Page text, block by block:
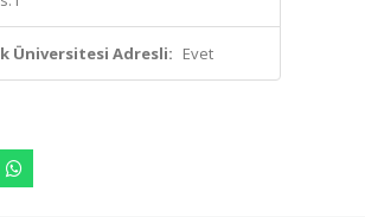
Üniversitesi Adresli: Evet